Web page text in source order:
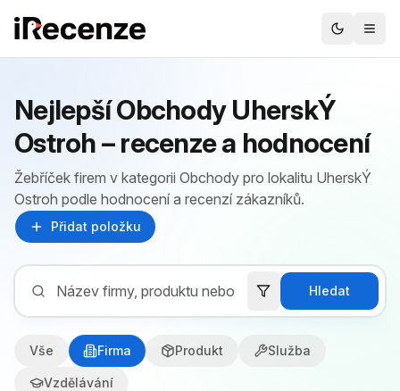
Nejlepší Obchody UherskÝ
Ostroh – recenze a hodnocení
Žebříček firem v kategorii Obchody pro lokalitu UherskÝ
Ostroh podle hodnocení a recenzí zákazníků.
Přidat položku
Hledat
Vše Firma Produkt Služba
Vzdělávání